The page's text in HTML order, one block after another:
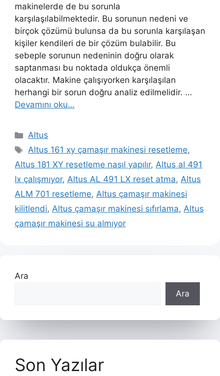
makinelerde de bu sorunla
karşılaşılabilmektedir. Bu sorunun nedeni ve
birçok çözümü bulunsa da bu sorunla karşılaşan
kişiler kendileri de bir çözüm bulabilir. Bu
sebeple sorunun nedeninin doğru olarak
saptanması bu noktada oldukça önemli
olacaktır. Makine çalışıyorken karşılaşılan
herhangi bir sorun doğru analiz edilmelidir. …
Devamını oku…
Kategoriler
Altus
Etiketler
Altus 161 xy çamaşır makinesi resetleme,
Altus 181 XY resetleme nasıl yapılır, Altus al 491
lx çalışmıyor, Altus AL 491 LX reset atma, Altus
ALM 701 resetleme, Altus çamaşır makinesi
kilitlendi, Altus çamaşır makinesi sıfırlama, Altus
çamaşır makinesi su almıyor
Ara
Ara
Son Yazılar